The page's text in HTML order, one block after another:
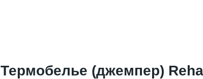
Термобелье (джемпер)